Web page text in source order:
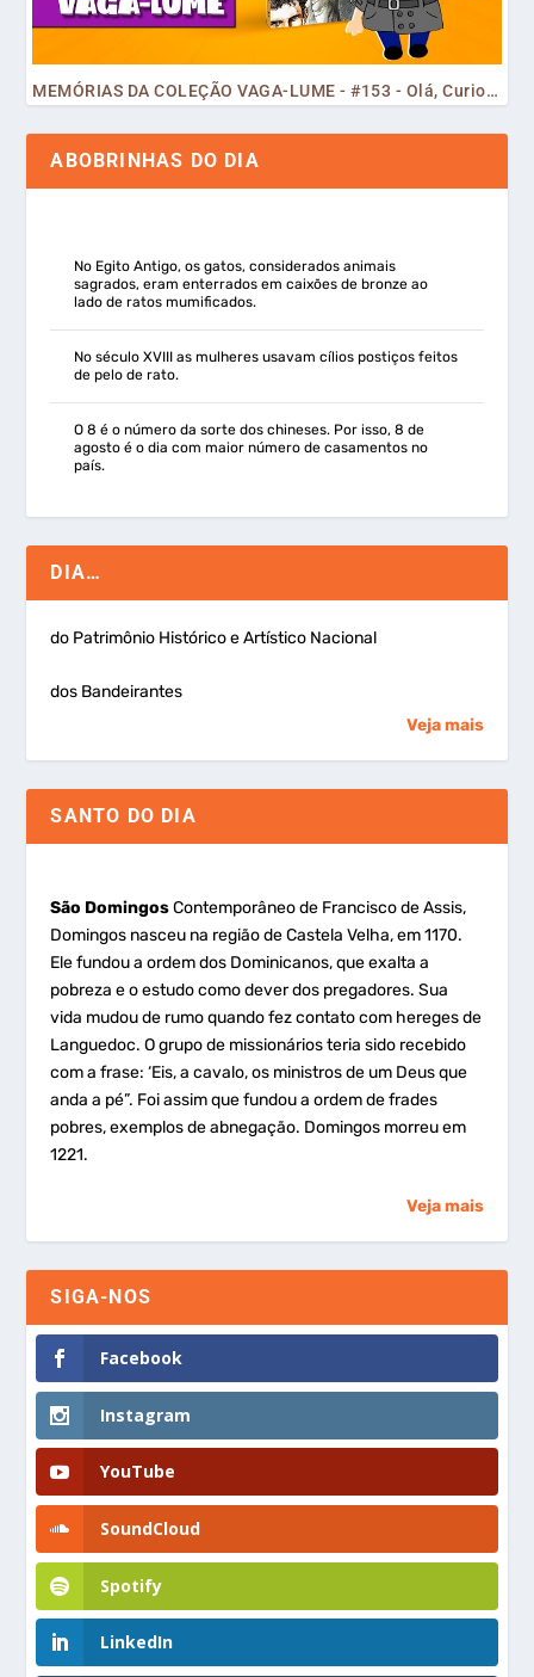
MEMÓRIAS DA COLEÇÃO VAGA-LUME - #153 - Olá, Curiosos! 2023
ABOBRINHAS DO DIA
No Egito Antigo, os gatos, considerados animais
sagrados, eram enterrados em caixões de bronze ao
lado de ratos mumificados.
No século XVIII as mulheres usavam cílios postiços feitos
de pelo de rato.
O 8 é o número da sorte dos chineses. Por isso, 8 de
agosto é o dia com maior número de casamentos no
país.
DIA…
do Patrimônio Histórico e Artístico Nacional
dos Bandeirantes
Veja mais
SANTO DO DIA
São DomingosContemporâneo de Francisco de Assis,
Domingos nasceu na região de Castela Velha, em 1170.
Ele fundou a ordem dos Dominicanos, que exalta a
pobreza e o estudo como dever dos pregadores. Sua
vida mudou de rumo quando fez contato com hereges de
Languedoc. O grupo de missionários teria sido recebido
com a frase: ‘Eis, a cavalo, os ministros de um Deus que
anda a pé”. Foi assim que fundou a ordem de frades
pobres, exemplos de abnegação. Domingos morreu em
1221.
Veja mais
SIGA-NOS
Facebook
Instagram
YouTube
SoundCloud
Spotify
LinkedIn